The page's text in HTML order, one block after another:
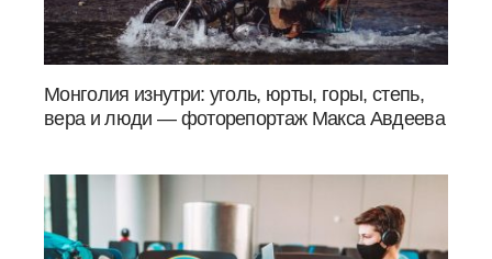
Монголия изнутри: уголь, юрты, горы, степь,
вера и люди — фоторепортаж Макса Авдеева